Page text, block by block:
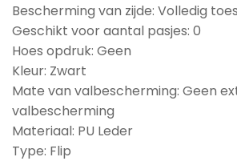
Bescherming van zijde: Volledig
Geschikt voor aantal pasjes: 0
Hoes opdruk: Geen
Kleur: Zwart
Mate van valbescherming: Geen
valbescherming
Materiaal: PU Leder
Type: Flip